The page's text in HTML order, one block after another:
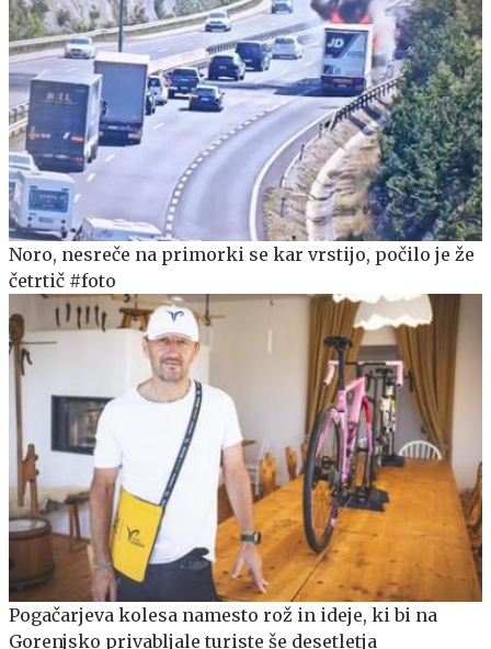
Noro, nesreče na primorki se kar vrstijo, počilo je že
četrtič #foto
Pogačarjeva kolesa namesto rož in ideje, ki bi na
Gorenjsko privabljale turiste še desetletja